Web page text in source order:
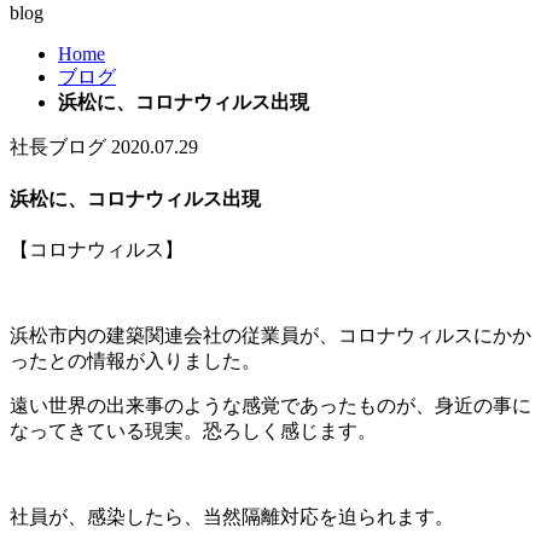
blog
Home
ブログ
浜松に、コロナウィルス出現
社長ブログ 2020.07.29
浜松に、コロナウィルス出現
【コロナウィルス】
浜松市内の建築関連会社の従業員が、コロナウィルスにかか
ったとの情報が入りました。
遠い世界の出来事のような感覚であったものが、身近の事に
なってきている現実。恐ろしく感じます。
社員が、感染したら、当然隔離対応を迫られます。